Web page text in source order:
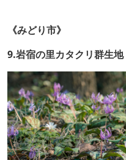
《みどり市》
9.岩宿の里カタクリ群生地